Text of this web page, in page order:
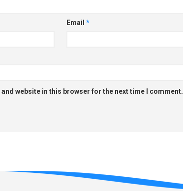
Email *
and website in this browser for the next time I comment.